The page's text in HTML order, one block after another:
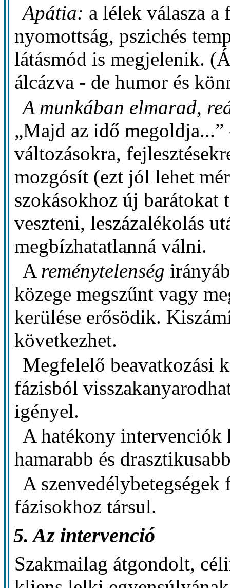
Apátia: a lélek válasza a
nyomottság, pszichés
látásmód is megjelenik.
álcázva - de humor és
A munkában elmarad,
„Majd az idő megoldja...”
változásokra,
mozgósít (ezt jól lehet
szokásokhoz új barátokat
veszteni, leszázalékolás
megbízhatatlanná válni.
A reménytelenség
közege megszűnt vagy
kerülése erősödik.
következhet.
Megfelelő beavatkozási
fázisból
igényel.
A hatékony intervenciók
hamarabb és
A szenvedélybetegségek
fázisokhoz társul.
5. Az intervenció
Szakmailag átgondolt,